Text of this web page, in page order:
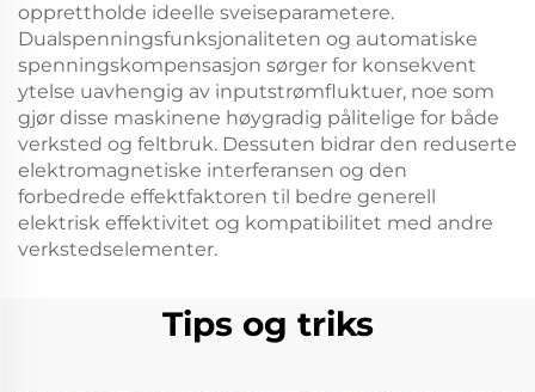
opprettholde ideelle sveiseparametere.
Dualspenningsfunksjonaliteten og automatiske
spenningskompensasjon sørger for konsekvent
ytelse uavhengig av inputstrømfluktuer, noe som
gjør disse maskinene høygradig pålitelige for både
verksted og feltbruk. Dessuten bidrar den reduserte
elektromagnetiske interferansen og den
forbedrede effektfaktoren til bedre generell
elektrisk effektivitet og kompatibilitet med andre
verkstedselementer.
Tips og triks